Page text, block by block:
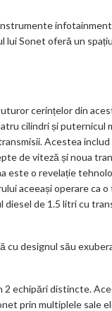
Sonet oferă un
cerințelor din
cilindri și puternicul
Acestea
de viteză și noua
este o revelație
aceeași operare ca o
de 1.5 litri cu
designul său
2 echipări distincte.
prin multiplele sale